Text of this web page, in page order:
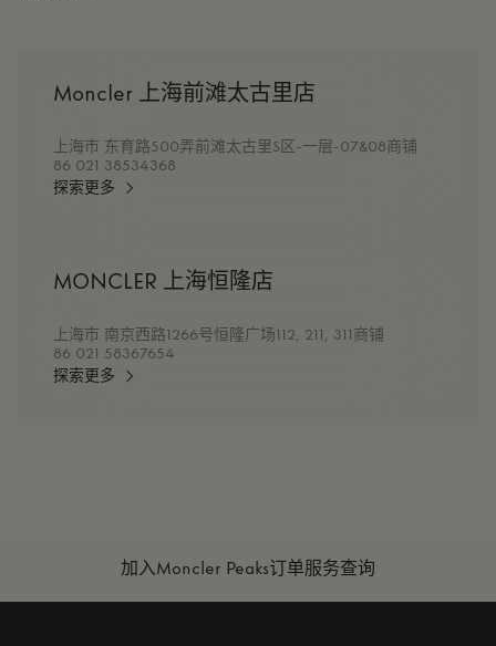
Moncler 上海前滩太古里店
上海市 东育路500弄前滩太古里S区-一层-07&08商铺
86 021 38534368
探索更多
MONCLER 上海恒隆店
上海市 南京西路1266号恒隆广场112, 211, 311商铺
86 021 58367654
探索更多
加入Moncler Peaks订单服务查询